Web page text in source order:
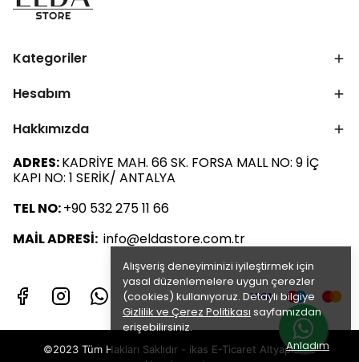
Alışveriş deneyiminizi iyileştirmek için
yasal düzenlemelere uygun çerezler
(cookies) kullanıyoruz. Detaylı bilgiye
Gizlilik ve Çerez Politikası sayfamızdan
erişebilirsiniz.
Anladım
Kategoriler
Hesabım
Hakkımızda
ADRES:KADRİYE MAH. 66 SK. FORSA MALL NO: 9 İÇ
KAPI NO: 1 SERİK/ ANTALYA
TEL NO:+90 532 275 11 66
MAİL ADRESİ: info@eldastore.com.tr
©2023 Tüm Hakları Saklıdır - ikas E-Ticaret Altyapısı ile